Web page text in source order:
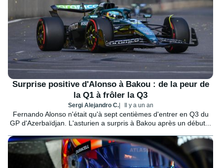
Surprise positive d'Alonso à Bakou : de la peur de
la Q1 à frôler la Q3
Sergi Alejandro C. Il y a un an
Fernando Alonso n'était qu'à sept centièmes d'entrer en Q3 du
GP d'Azerbaïdjan. L'asturien a surpris à Bakou après un début...